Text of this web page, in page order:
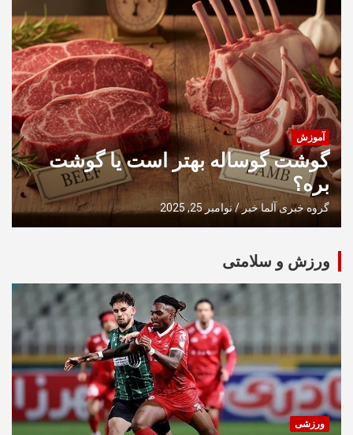
آموزش
گوشت گوساله بهتر است یا گوشت
بره؟
نوامبر 25, 2025 گروه خبری آلما خبر
ورزش و سلامتی
ورزشی